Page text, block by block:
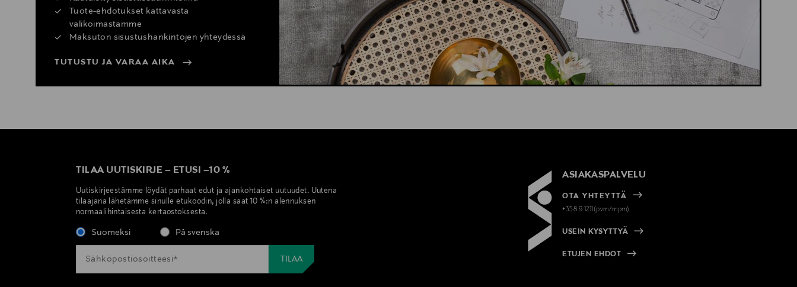
Tuote-ehdotukset kattavasta
valikoimastamme
Maksuton sisustushankintojen yhteydessä
TUTUSTU JA VARAA AIKA
TILAA UUTISKIRJE – ETUSI –10 %
Uutiskirjeestämme löydät parhaat edut ja ajankohtaiset uutuudet. Uutena
tilaajana lähetämme sinulle etukoodin, jolla saat 10 %:n alennuksen
normaalihintaisesta kertaostoksesta.
Suomeksi På svenska
ASIAKASPALVELU
OTA YHTEYTTÄ
+358 9 1211(pvm/mpm)
USEIN KYSYTTYÄ
ETUJEN EHDOT